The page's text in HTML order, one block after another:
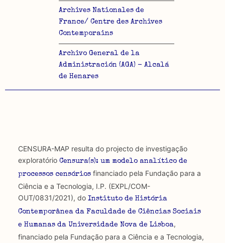
Archives Nationales de
France/ Centre des Archives
Contemporains
Archivo General de la
Administración (AGA) - Alcalá
de Henares
CENSURA-MAP resulta do projecto de investigação
exploratório Censura(s): um modelo analítico de
processos censóriosfinanciado pela Fundação para a
Ciência e a Tecnologia, I.P. (EXPL/COM-
OUT/0831/2021), do Instituto de História
Contemporânea da Faculdade de Ciências Sociais
e Humanas da Universidade Nova de Lisboa,
financiado pela Fundação para a Ciência e a Tecnologia,